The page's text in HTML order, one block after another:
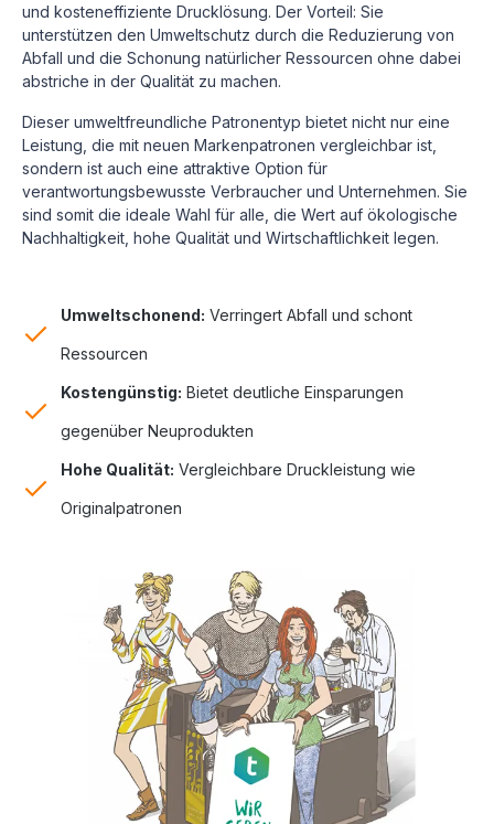
und kosteneffiziente Drucklösung. Der Vorteil: Sie
unterstützen den Umweltschutz durch die Reduzierung von
Abfall und die Schonung natürlicher Ressourcen ohne dabei
abstriche in der Qualität zu machen.
Dieser umweltfreundliche Patronentyp bietet nicht nur eine
Leistung, die mit neuen Markenpatronen vergleichbar ist,
sondern ist auch eine attraktive Option für
verantwortungsbewusste Verbraucher und Unternehmen. Sie
sind somit die ideale Wahl für alle, die Wert auf ökologische
Nachhaltigkeit, hohe Qualität und Wirtschaftlichkeit legen.
Umweltschonend: Verringert Abfall und schont
Ressourcen
Kostengünstig: Bietet deutliche Einsparungen
gegenüber Neuprodukten
Hohe Qualität: Vergleichbare Druckleistung wie
Originalpatronen